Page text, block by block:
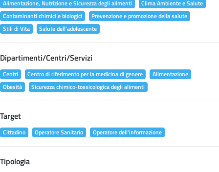
Alimentazione, Nutrizione e Sicurezza degli alimenti
Clima Ambiente e Salute
Contaminanti chimici e biologici
Prevenzione e promozione della salute
Stili di Vita
Salute dell'adolescente
Dipartimenti/Centri/Servizi
Centri Centro di riferimento per la medicina di genere
Alimentazione
Obesità
Sicurezza chimico-tossicologica degli alimenti
Target
Cittadino Operatore Sanitario Operatore dell'informazione
Tipologia